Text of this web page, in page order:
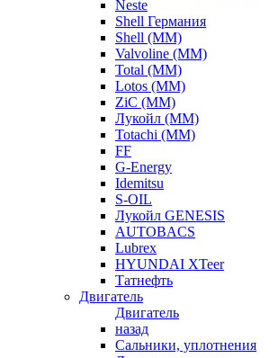
Neste
Shell Германия
Shell (ММ)
Valvoline (ММ)
Total (ММ)
Lotos (ММ)
ZiC (ММ)
Лукойл (ММ)
Totachi (MM)
FF
G-Energy
Idemitsu
S-OIL
Лукойл GENESIS
AUTOBACS
Lubrex
HYUNDAI XTeer
Татнефть
Двигатель
Двигатель
назад
Сальники, уплотнения